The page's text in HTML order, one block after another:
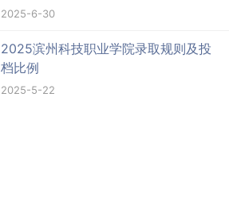
2025-6-30
2025滨州科技职业学院录取规则及投
档比例
2025-5-22